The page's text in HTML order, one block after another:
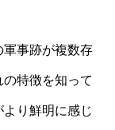
事跡が複数存
特徴を知って
り鮮明に感じ